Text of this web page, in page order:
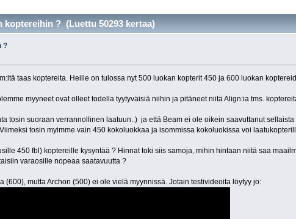
? (Luettu 50293 kertaa)
?
taas koptereita. Heille on tulossa nyt 500 luokan kopterit 450 ja 600 luokan
myyneet ovat olleet todella tyytyväisiä niihin ja pitäneet niitä Align:ia tms.
tosin suoraan verrannollinen laatuun..) ja että Beam ei ole oikein saavuttanut
tosin myimme vain 450 kokoluokkaa ja isommissa kokoluokissa voi
450 fbl) koptereille kysyntää ? Hinnat toki siis samoja, mihin hintaan niitä saa
varaosille nopeaa saatavuutta ?
(600), mutta Archon (500) ei ole vielä myynnissä. Jotain testivideoita löytyy jo: